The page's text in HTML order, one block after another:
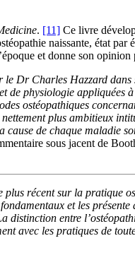
. [11] Ce livre
naissante, état par
et donne son opinion
le Dr Charles Hazzard dans
de physiologie appliquées
ostéopathiques
plus ambitieux
de chaque maladie
sous jacent de
plus récent sur la pratique
et les présente
distinction entre
avec les pratiques de